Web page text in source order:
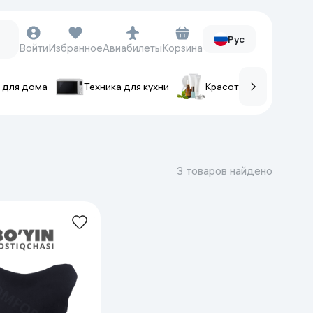
Ремешки для часов
Фотоаппараты и видеокамеры
Фотоаппараты
Экшен-камеры
ВойтиИзбранноеАвиабилетыКорзина
Рус
для дома Техника для кухни Красота и уход
3 товаров найдено